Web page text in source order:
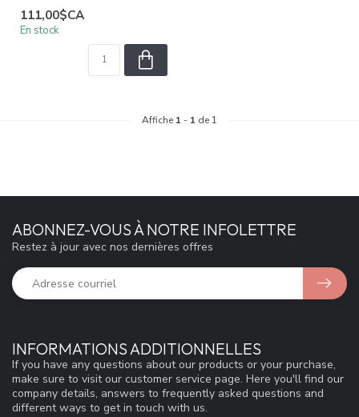
111,00$CA
En stock
Affiche 1 - 1 de 1
INFORMATIONS ADDITIONNELLES
If you have any questions about our products or your purchase,
make sure to visit our customer service page. Here you'll find our
company details, answers to frequently asked questions and
different ways to get in touch with us.
ABONNEZ-VOUS À NOTRE INFOLETTRE
Restez à jour avec nos dernières offres